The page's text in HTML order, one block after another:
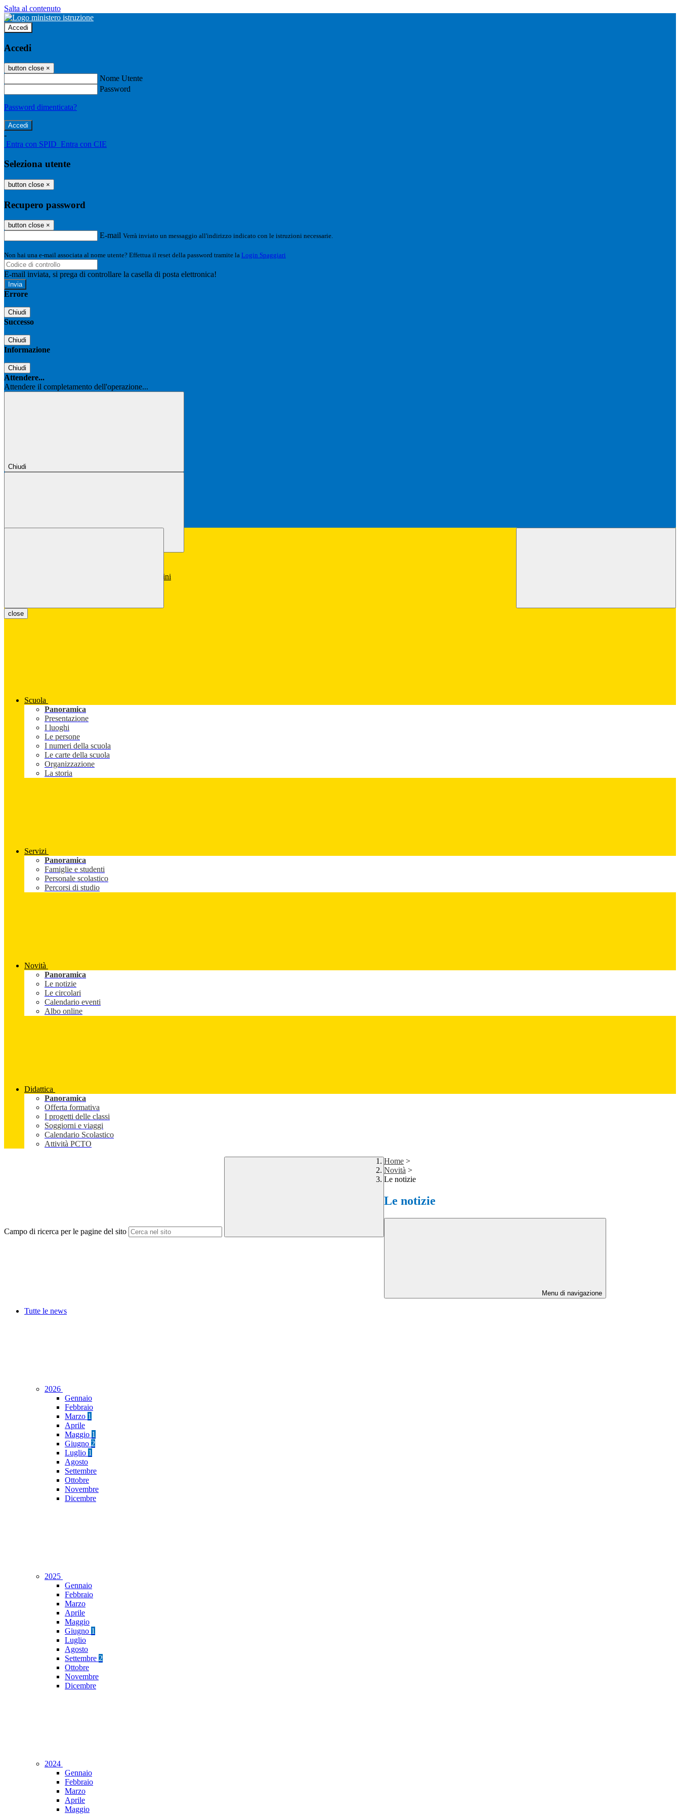
Salta al contenuto
Accedi
Accedi
button close ×
Nome Utente
Password
Password dimenticata?
-
Entra con SPID Entra con CIE
Seleziona utente
button close ×
Recupero password
button close ×
E-mail Verrà inviato un messaggio all'indirizzo indicato con le istruzioni necessarie.
Non hai una e-mail associata al nome utente? Effettua il reset della password tramite la Login Spaggiari
E-mail inviata, si prega di controllare la casella di posta elettronica!
Errore
Chiudi
Successo
Chiudi
Informazione
Chiudi
Attendere...
Attendere il completamento dell'operazione...
Chiudi
close
Scuola
Panoramica
Presentazione
I luoghi
Le persone
I numeri della scuola
Le carte della scuola
Organizzazione
La storia
Servizi
Panoramica
Famiglie e studenti
Personale scolastico
Percorsi di studio
Novità
Panoramica
Le notizie
Le circolari
Calendario eventi
Albo online
Didattica
Panoramica
Offerta formativa
I progetti delle classi
Soggiorni e viaggi
Calendario Scolastico
Attività PCTO
Campo di ricerca per le pagine del sito
Home >
Novità >
Le notizie
Le notizie
Menu di navigazione
Tutte le news
2026
Gennaio
Febbraio
Marzo 1
Aprile
Maggio 1
Giugno 2
Luglio 1
Agosto
Settembre
Ottobre
Novembre
Dicembre
2025
Gennaio
Febbraio
Marzo
Aprile
Maggio
Giugno 1
Luglio
Agosto
Settembre 2
Ottobre
Novembre
Dicembre
2024
Gennaio
Febbraio
Marzo
Aprile
Maggio